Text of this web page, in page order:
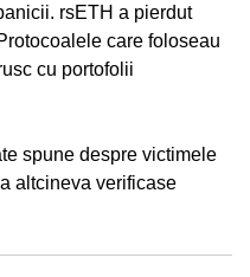
rsETH a pierdut
care foloseau
cu portofolii
spune despre victimele
altcineva verificase